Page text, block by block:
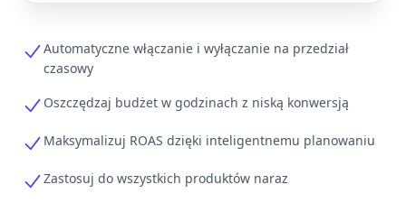
Automatyczne włączanie i wyłączanie na przedział
czasowy
Oszczędzaj budżet w godzinach z niską konwersją
Maksymalizuj ROAS dzięki inteligentnemu planowaniu
Zastosuj do wszystkich produktów naraz